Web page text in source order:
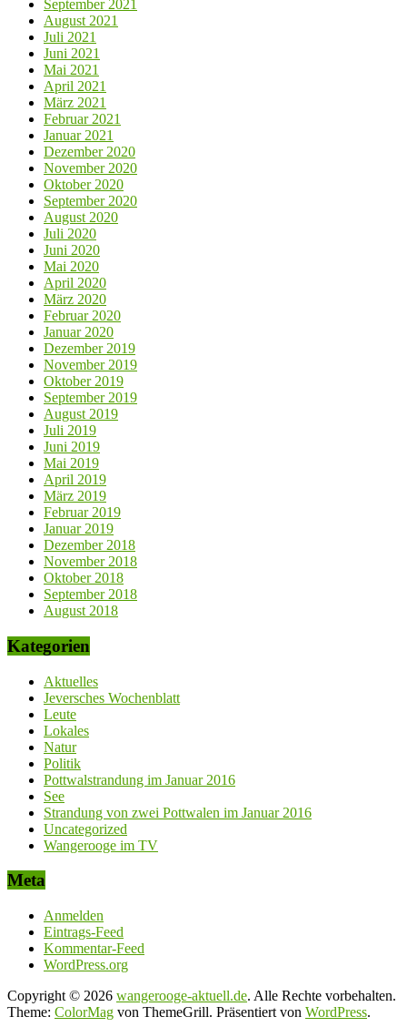
September 2021
August 2021
Juli 2021
Juni 2021
Mai 2021
April 2021
März 2021
Februar 2021
Januar 2021
Dezember 2020
November 2020
Oktober 2020
September 2020
August 2020
Juli 2020
Juni 2020
Mai 2020
April 2020
März 2020
Februar 2020
Januar 2020
Dezember 2019
November 2019
Oktober 2019
September 2019
August 2019
Juli 2019
Juni 2019
Mai 2019
April 2019
März 2019
Februar 2019
Januar 2019
Dezember 2018
November 2018
Oktober 2018
September 2018
August 2018
Kategorien
Aktuelles
Jeversches Wochenblatt
Leute
Lokales
Natur
Politik
Pottwalstrandung im Januar 2016
See
Strandung von zwei Pottwalen im Januar 2016
Uncategorized
Wangerooge im TV
Meta
Anmelden
Eintrags-Feed
Kommentar-Feed
WordPress.org
Copyright © 2026 wangerooge-aktuell.de. Alle Rechte vorbehalten.
Theme: ColorMag von ThemeGrill. Präsentiert von WordPress.